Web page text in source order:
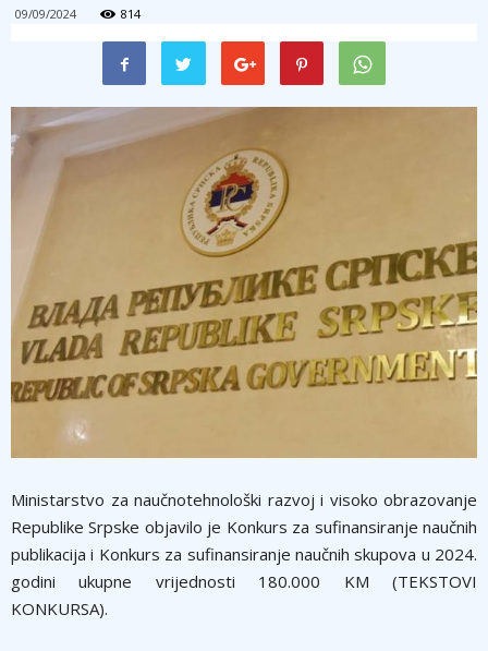
09/09/2024 814
Ministarstvo za naučnotehnološki razvoj i visoko obrazovanje
Republike Srpske objavilo je Konkurs za sufinansiranje naučnih
publikacija i Konkurs za sufinansiranje naučnih skupova u 2024.
godini ukupne vrijednosti 180.000 KM (TEKSTOVI
KONKURSA).